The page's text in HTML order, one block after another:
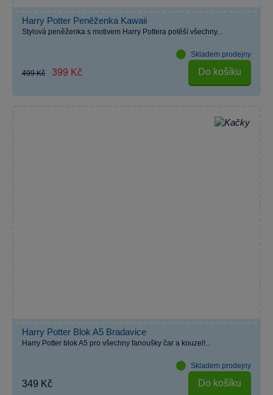
Harry Potter Peněženka Kawaii
Stylová peněženka s motivem Harry Pottera potěší všechny...
Skladem prodejny
499 Kč 399 Kč Do košíku
Harry Potter Blok A5 Bradavice
Harry Potter blok A5 pro všechny fanoušky čar a kouzel!...
Skladem prodejny
349 Kč Do košíku